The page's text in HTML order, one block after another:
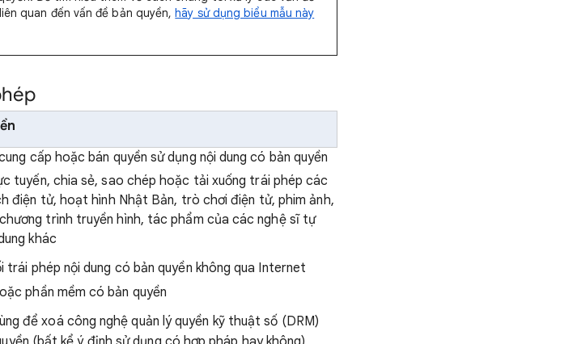
quan đến vấn đề bản quyền,hãy sử dụng biểu mẫu này
cấp hoặc bán quyền sử dụng nội dung có bản quyền
tuyến, chia sẻ, sao chép hoặc tải xuống trái phép các
điện tử, hoạt hình Nhật Bản, trò chơi điện tử, phim ảnh,
trình truyền hình, tác phẩm của các nghệ sĩ tự
khác
phép nội dung có bản quyền không qua Internet
phần mềm có bản quyền
để xoá công nghệ quản lý quyền kỹ thuật số (DRM)